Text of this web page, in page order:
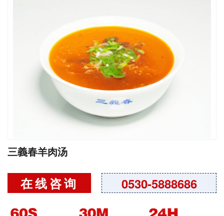
三義春羊肉汤
在线咨询 0530-5888686